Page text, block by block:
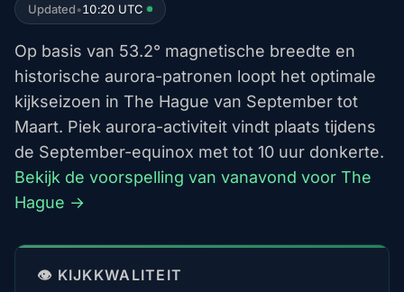
Updated•10:20 UTC
Op basis van 53.2° magnetische breedte en
historische aurora-patronen loopt het optimale
kijkseizoen in The Hague van September tot
Maart. Piek aurora-activiteit vindt plaats tijdens
de September-equinox met tot 10 uur donkerte.
Bekijk de voorspelling van vanavond voor The
Hague →
👁️ KIJKKWALITEIT